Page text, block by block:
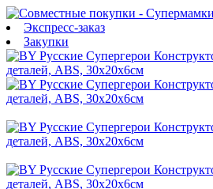
Экспресс-заказ
Закупки